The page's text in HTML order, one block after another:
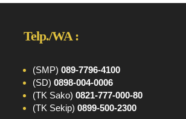
Telp./WA :
(SMP) 089-7796-4100
(SD) 0898-004-0006
(TK Sako) 0821-777-000-80
(TK Sekip) 0899-500-2300